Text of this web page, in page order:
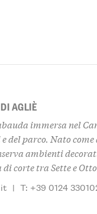
AGLIÈ
immersa nel
del parco. Nato
ambienti
corte tra Sette e
| T: +39 0124